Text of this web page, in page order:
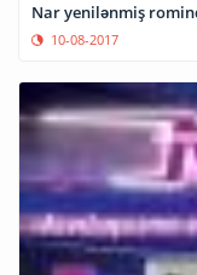
Nar yenilənmiş
10-08-2017